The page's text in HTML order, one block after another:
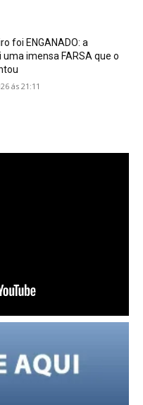
foi ENGANADO: a
uma imensa FARSA que o
ás 21:11